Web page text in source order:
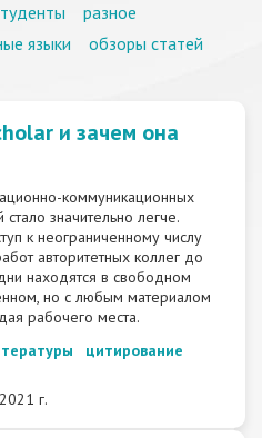
разное
языки обзоры статей
и зачем она
коммуникационных
стало значительно легче.
к неограниченному числу
авторитетных коллег до
находятся в свободном
но с любым материалом
рабочего места.
цитирование
г.